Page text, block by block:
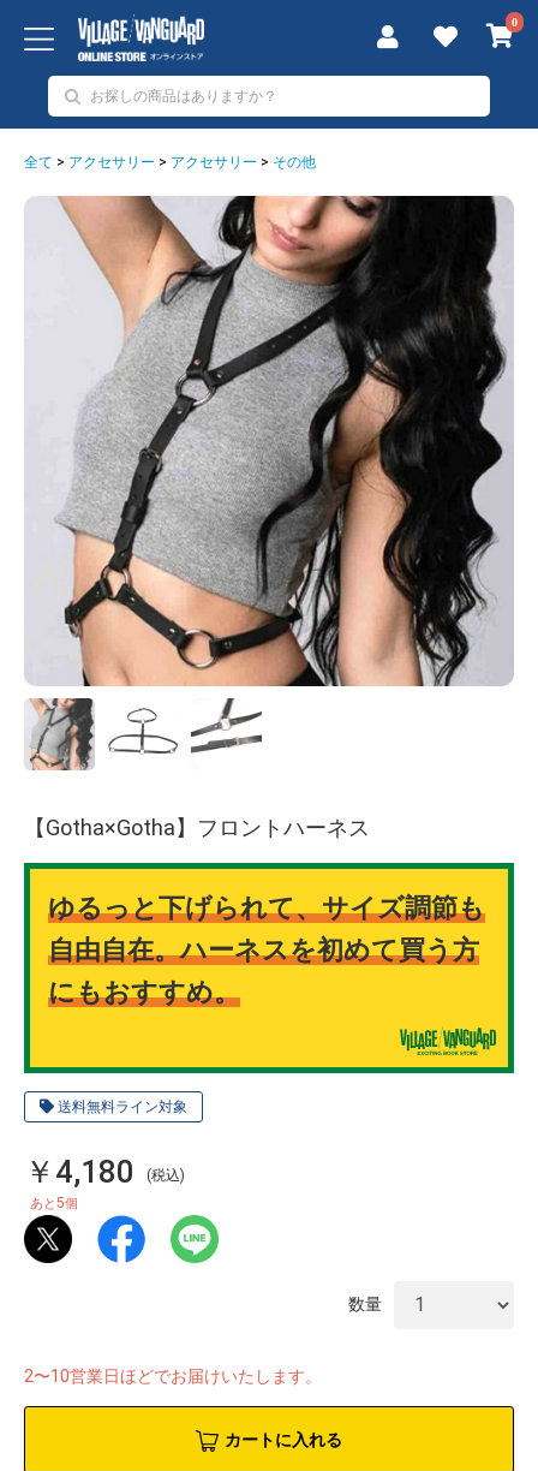
0
全て > アクセサリー > アクセサリー > その他
送料無料ライン対象
【Gotha×Gotha】フロントハーネス
ゆるっと下げられて、サイズ調節も
自由自在。ハーネスを初めて買う方
にもおすすめ。
￥4,180 (税込)
あと5個
数量
2〜10営業日ほどでお届けいたします。
カートに入れる